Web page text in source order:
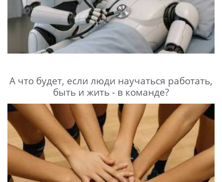
А что будет, если люди научаться работать,
быть и жить - в команде?